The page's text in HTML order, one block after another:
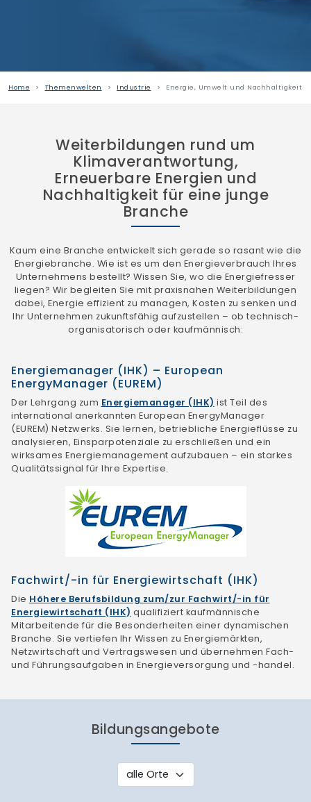
Home Themenwelten Industrie Energie, Umwelt und Nachhaltigkeit
Weiterbildungen rund um
Klimaverantwortung,
Erneuerbare Energien und
Nachhaltigkeit für eine junge
Branche
Kaum eine Branche entwickelt sich gerade so rasant wie die
Energiebranche. Wie ist es um den Energieverbrauch Ihres
Unternehmens bestellt? Wissen Sie, wo die Energiefresser
liegen? Wir begleiten Sie mit praxisnahen Weiterbildungen
dabei, Energie effizient zu managen, Kosten zu senken und
Ihr Unternehmen zukunftsfähig aufzustellen – ob technisch-
organisatorisch oder kaufmännisch:
Energiemanager (IHK) – European
EnergyManager (EUREM)
Der Lehrgang zum Energiemanager (IHK) ist Teil des
international anerkannten European EnergyManager
(EUREM) Netzwerks. Sie lernen, betriebliche Energieflüsse zu
analysieren, Einsparpotenziale zu erschließen und ein
wirksames Energiemanagement aufzubauen – ein starkes
Qualitätssignal für Ihre Expertise.
Fachwirt/-in für Energiewirtschaft (IHK)
Die Höhere Berufsbildung zum/zur Fachwirt/-in für
Energiewirtschaft (IHK) qualifiziert kaufmännische
Mitarbeitende für die Besonderheiten einer dynamischen
Branche. Sie vertiefen Ihr Wissen zu Energiemärkten,
Netzwirtschaft und Vertragswesen und übernehmen Fach-
und Führungsaufgaben in Energieversorgung und -handel.